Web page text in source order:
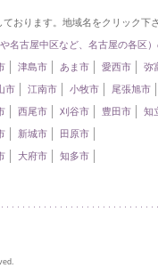
おります。地域名をクリック下
名古屋中区など、名古屋の各区
津島市 あま市 愛西市 弥
市 江南市 小牧市 尾張旭市
西尾市 刈谷市 豊田市 知
新城市 田原市
大府市 知多市